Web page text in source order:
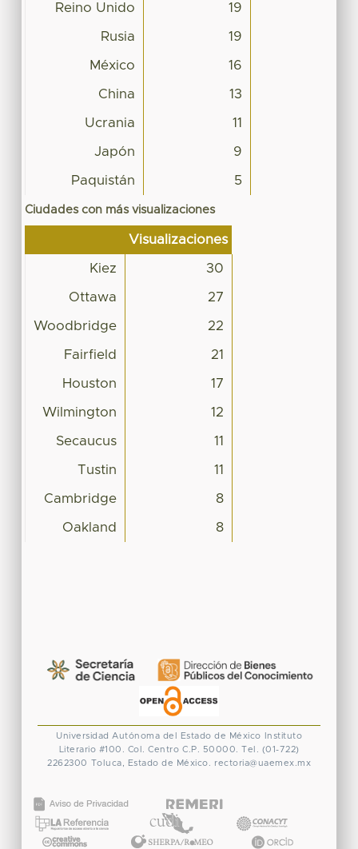
Reino Unido 19
Rusia 19
México 16
China 13
Ucrania 11
Japón 9
Paquistán 5
Ciudades con más visualizaciones
Visualizaciones
Kiez 30
Ottawa 27
Woodbridge 22
Fairfield 21
Houston 17
Wilmington 12
Secaucus 11
Tustin 11
Cambridge 8
Oakland 8
Universidad Autónoma del Estado de México
Instituto
Literario #100. Col. Centro C.P. 50000. Tel. (01-722)
2262300 Toluca, Estado de México. rectoria@uaemex.mx